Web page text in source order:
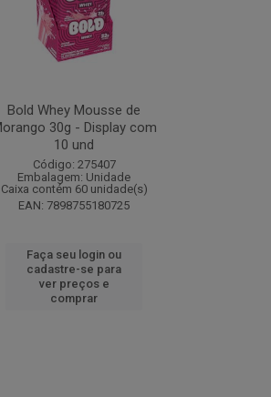
Bold Whey Mousse de
30g - Display com
10 und
Código: 275407
Embalagem: Unidade
Caixa contém 60 unidade(s)
EAN: 7898755180725
Faça seu login ou
cadastre-se para
ver preços e
comprar